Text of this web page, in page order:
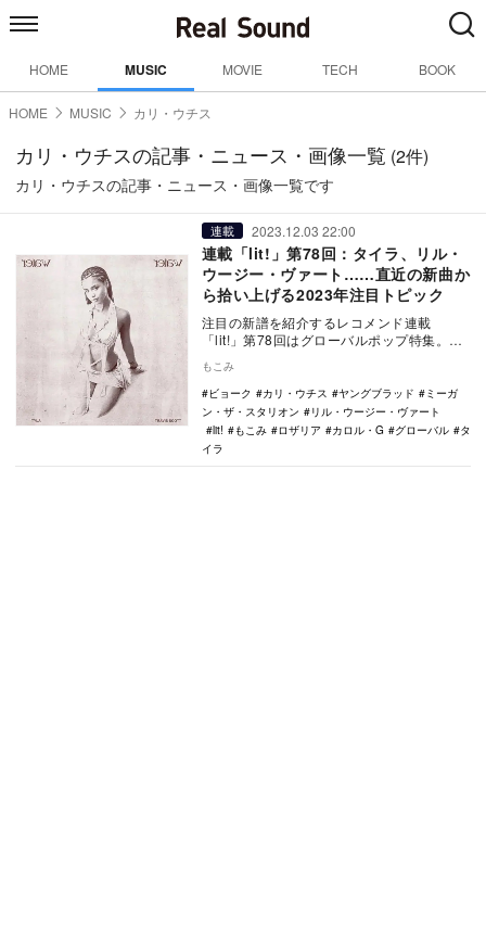
HOME MUSIC MOVIE TECH BOOK
HOME MUSIC カリ・ウチス
カリ・ウチスの記事・ニュース・画像一覧 (2件)
カリ・ウチスの記事・ニュース・画像一覧です
連載 2023.12.03 22:00
連載「lit!」第78回：タイラ、リル・
ウージー・ヴァート……直近の新曲か
ら拾い上げる2023年注目トピック
注目の新譜を紹介するレコメンド連載
「lit!」第78回はグローバルポップ特集。今
で十分に取…
もこみ
ビョーク
カリ・ウチス ヤングブラッド
ミーガ
ン・ザ・スタリオン
リル・ウージー・ヴァート
lit!
もこみ ロザリア カロル・G グローバル
タ
イラ